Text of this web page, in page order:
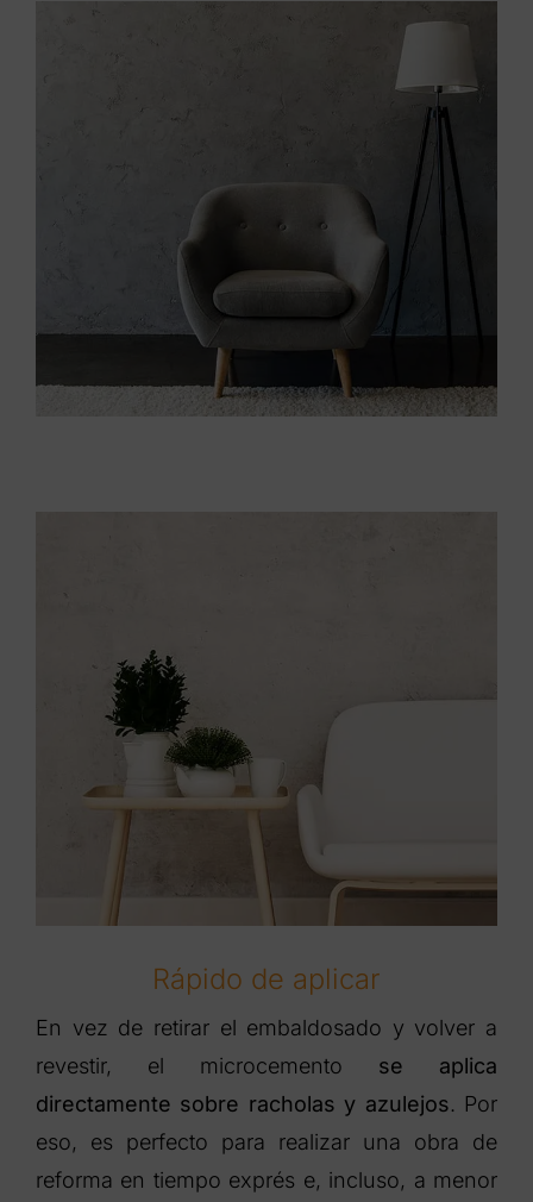
Rápido de aplicar
En vez de retirar el embaldosado y volver a
revestir, el microcemento se aplica
directamente sobre racholas y azulejos. Por
eso, es perfecto para realizar una obra de
reforma en tiempo exprés e, incluso, a menor